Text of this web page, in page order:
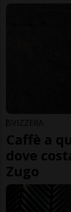
SVIZZERA
Caffè a
dove
Zugo